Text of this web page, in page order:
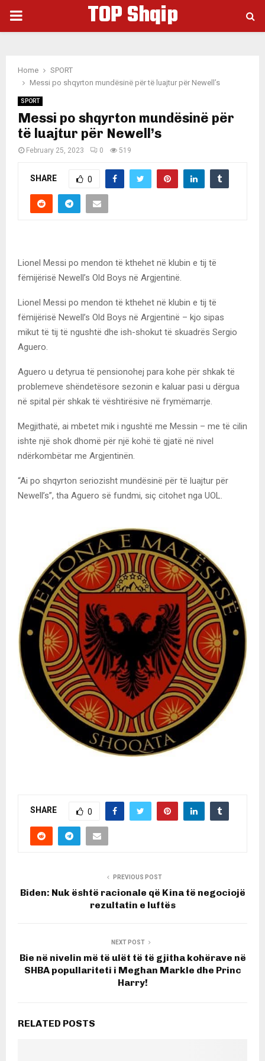
PRIMARY
TOP Shqip
Home
SPORT
Messi po shqyrton mundësinë për të luajtur për Newell’s
SPORT
Messi po shqyrton mundësinë për
të luajtur për Newell’s
February 25, 2023 0 519
SHARE 0
Lionel Messi po mendon të kthehet në klubin e tij të
fëmijërisë Newell’s Old Boys në Argjentinë.
Lionel Messi po mendon të kthehet në klubin e tij të
fëmijërisë Newell’s Old Boys në Argjentinë – kjo sipas
mikut të tij të ngushtë dhe ish-shokut të skuadrës Sergio
Aguero.
Aguero u detyrua të pensionohej para kohe për shkak të
problemeve shëndetësore sezonin e kaluar pasi u dërgua
në spital për shkak të vështirësive në frymëmarrje.
Megjithatë, ai mbetet mik i ngushtë me Messin – me të cilin
ishte një shok dhomë për një kohë të gjatë në nivel
ndërkombëtar me Argjentinën.
“Ai po shqyrton seriozisht mundësinë për të luajtur për
Newell’s”, tha Aguero së fundmi, siç citohet nga UOL.
SHARE 0
PREVIOUS POST
Biden: Nuk është racionale që Kina të negociojë
rezultatin e luftës
NEXT POST
Bie në nivelin më të ulët të të gjitha kohërave në
SHBA popullariteti i Meghan Markle dhe Princ
Harry!
RELATED POSTS